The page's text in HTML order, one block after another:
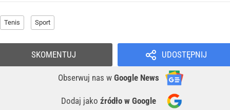
Tenis Sport
UDOSTĘPNIJ
Obserwuj nas w Google News
Dodaj jako źródło w Google
SKOMENTUJ